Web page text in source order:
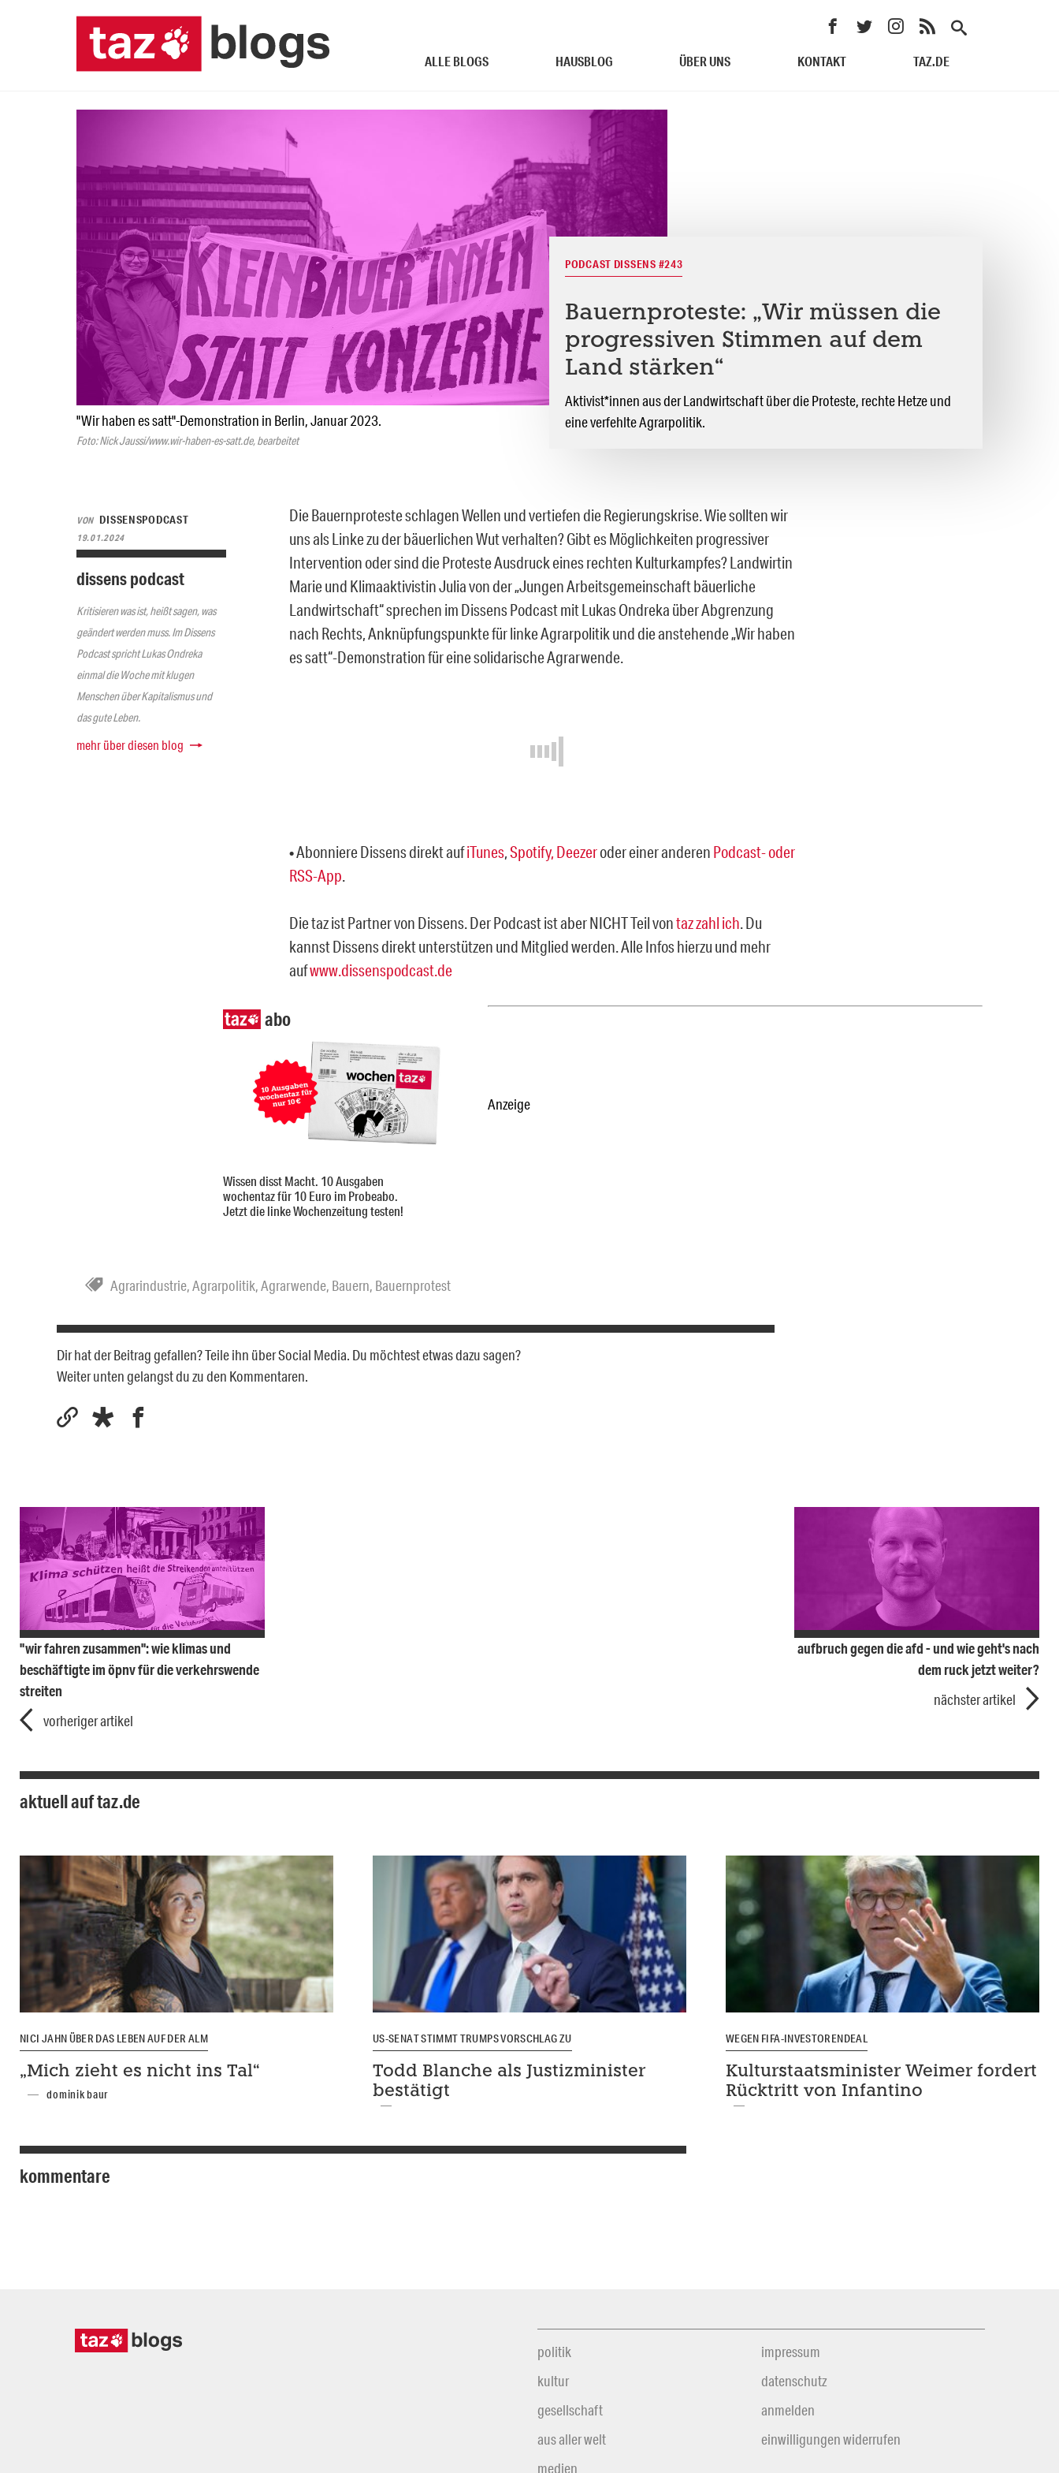
ALLE BLOGS HAUSBLOG ÜBER UNS KONTAKT TAZ.DE
"Wir haben es satt"-Demonstration in Berlin, Januar 2023.
Foto: Nick Jaussi/www.wir-haben-es-satt.de, bearbeitet
PODCAST DISSENS #243
Bauernproteste: „Wir müssen die
progressiven Stimmen auf dem
Land stärken“
Aktivist*innen aus der Landwirtschaft über die Proteste, rechte Hetze und
eine verfehlte Agrarpolitik.
VON DISSENSPODCAST
19.01.2024
dissens podcast
Kritisieren was ist, heißt sagen, was
geändert werden muss. Im Dissens
Podcast spricht Lukas Ondreka
einmal die Woche mit klugen
Menschen über Kapitalismus und
das gute Leben.
mehr über diesen blog
Die Bauernproteste schlagen Wellen und vertiefen die Regierungskrise. Wie sollten wir
uns als Linke zu der bäuerlichen Wut verhalten? Gibt es Möglichkeiten progressiver
Intervention oder sind die Proteste Ausdruck eines rechten Kulturkampfes? Landwirtin
Marie und Klimaaktivistin Julia von der „Jungen Arbeitsgemeinschaft bäuerliche
Landwirtschaft“ sprechen im Dissens Podcast mit Lukas Ondreka über Abgrenzung
nach Rechts, Anknüpfungspunkte für linke Agrarpolitik und die anstehende „Wir haben
es satt“-Demonstration für eine solidarische Agrarwende.
• Abonniere Dissens direkt aufiTunes,Spotify, Deezeroder einer anderen Podcast- oder
RSS-App.
Die taz ist Partner von Dissens. Der Podcast ist aber NICHT Teil vontaz zahl ich. Du
kannst Dissens direkt unterstützen und Mitglied werden. Alle Infos hierzu und mehr
aufwww.dissenspodcast.de
abo
Wissen disst Macht. 10 Ausgaben
wochentaz für 10 Euro im Probeabo.
Jetzt die linke Wochenzeitung testen!
Anzeige
Agrarindustrie,Agrarpolitik,Agrarwende, Bauern, Bauernprotest
Dir hat der Beitrag gefallen? Teile ihn über Social Media. Du möchtest etwas dazu sagen?
Weiter unten gelangst du zu den Kommentaren.
"wir fahren zusammen": wie klimas und
beschäftigte im öpnv für die verkehrswende
streiten
vorheriger artikel
aufbruch gegen die afd - und wie geht's nach
dem ruck jetzt weiter?
nächster artikel
aktuell auf taz.de
NICI JAHN ÜBER DAS LEBEN AUF DER ALM
„Mich zieht es nicht ins Tal“
dominik baur
US-SENAT STIMMT TRUMPS VORSCHLAG ZU
Todd Blanche als Justizminister
bestätigt
WEGEN FIFA-INVESTORENDEAL
Kulturstaatsminister Weimer fordert
Rücktritt von Infantino
kommentare
politik
kultur
gesellschaft
aus aller welt
medien
impressum
datenschutz
anmelden
einwilligungen widerrufen